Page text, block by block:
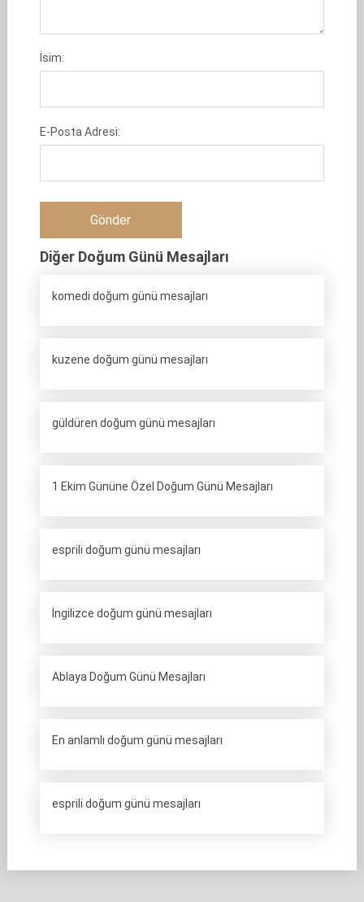
İsim:
E-Posta Adresi:
Diğer Doğum Günü Mesajları
komedi doğum günü mesajları
kuzene doğum günü mesajları
güldüren doğum günü mesajları
1 Ekim Gününe Özel Doğum Günü Mesajları
esprili doğum günü mesajları
İngilizce doğum günü mesajları
Ablaya Doğum Günü Mesajları
En anlamlı doğum günü mesajları
esprili doğum günü mesajları